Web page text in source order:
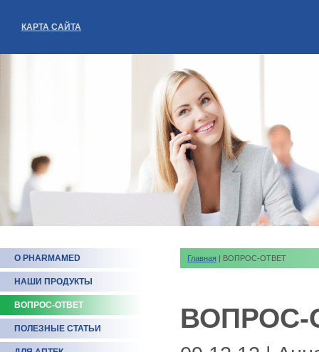
КАРТА САЙТА
О PHARMAMED
НАШИ ПРОДУКТЫ
ВОПРОС-ОТВЕТ
ПОЛЕЗНЫЕ СТАТЬИ
Главная | ВОПРОС-ОТВЕТ
ВОПРОС-